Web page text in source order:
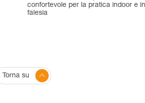
confortevole per la pratica indoor e in
falesia
Torna su